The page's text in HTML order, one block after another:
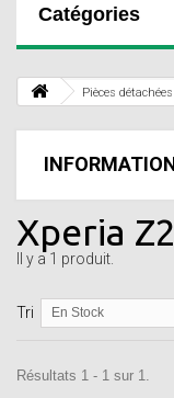
Catégories
Pièces détachées
Xperia
Il y a 1 produit.
Tri En Stock
Résultats 1 - 1 sur 1.